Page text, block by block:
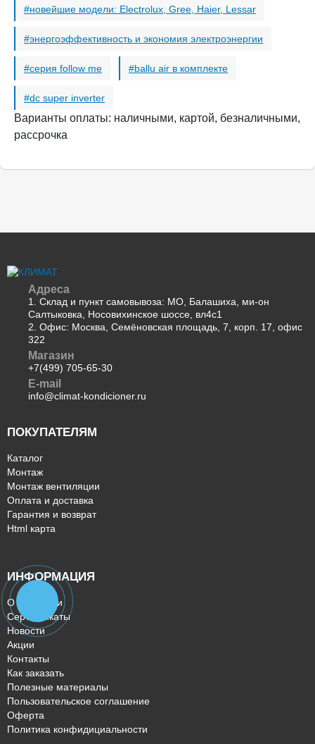
новейшие модели: Electrolux, Gree, Haier, Lessar
энергоэффективность и экономия электроэнергии
серия follow me ballu air в комплекте
dc super inverter
Варианты оплаты: наличными, картой, безналичными,
рассрочка
Адреса
1. Склад и пункт самовывоза: МО, Балашиха, ми-он
Салтыковка, Носовихинское шоссе, вл4с1
2. Офис: Москва, Семёновская площадь, 7, корп. 17, офис
322
Магазин
+7(499) 705-65-30
E-mail
info@climat-kondicioner.ru
ПОКУПАТЕЛЯМ
Каталог
Монтаж
Монтаж вентиляции
Оплата и доставка
Гарантия и возврат
Html карта
ИНФОРМАЦИЯ
О компании
Сертификаты
Новости
Акции
Контакты
Как заказать
Полезные материалы
Пользовательское соглашение
Оферта
Политика конфидициальности